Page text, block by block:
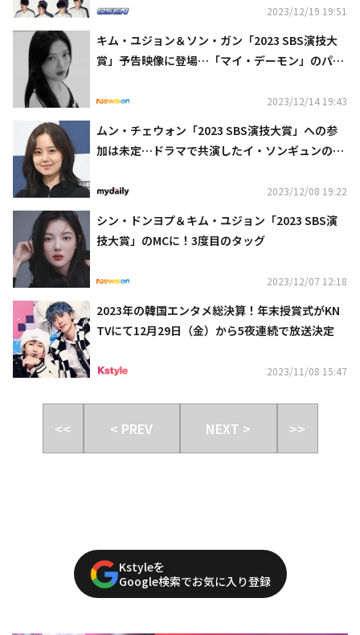
2023/12/19 19:51
キム・ユジョン＆ソン・ガン「2023 SBS演技大
賞」予告映像に登場…「マイ・デーモン」のパロ
2023/12/14 19:43
ムン・チェウォン「2023 SBS演技大賞」への参
加は未定…ドラマで共演したイ・ソンギュンの薬
2023/12/08 19:22
シン・ドンヨプ＆キム・ユジョン「2023 SBS演
技大賞」のMCに！3度目のタッグ
2023/12/07 12:18
2023年の韓国エンタメ総決算！年末授賞式がKN
TVにて12月29日（金）から5夜連続で放送決定
2023/11/08 15:47
<< < PREV NEXT > >>
Kstyleを
Google検索でお気に入り登録